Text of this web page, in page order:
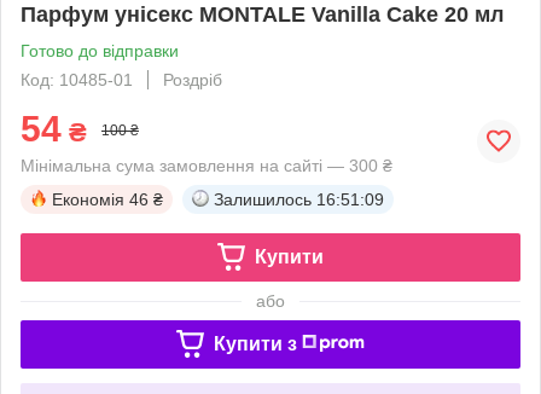
Парфум унісекс MONTALE Vanilla Cake 20 мл
Готово до відправки
Код: 10485-01
Роздріб
54 ₴ 100 ₴
Мінімальна сума замовлення на сайті — 300 ₴
Економія 46 ₴ Залишилось 16:51:09
Купити
або
Купити з